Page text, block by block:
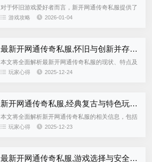
对于怀旧游戏爱好者而言，新开网通传奇私服提供了
重温经典游戏体验的机会。本文将全面解析网通传奇
游戏攻略 2026-01-04
最新开网通传奇私服,怀旧与创新并存的经典游戏体验
本文将全面解析最新开网通传奇私服的现状、特点及
玩家选择指南。随着网络游戏的不断发展，传奇私服
玩家心得 2025-12-24
新开网通传奇私服,经典复古与特色玩法解析
本文将全面解析新开网通传奇私服的相关信息，包括
服务器选择、游戏特色、安全注意事项以及如何找到
玩家心得 2025-12-23
最新开网通传奇私服,游戏选择与安全指南-全面解析